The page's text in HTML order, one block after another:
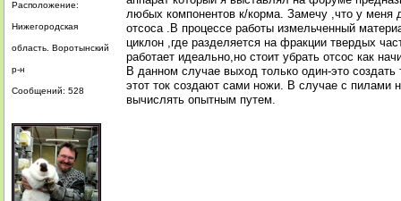
Расположение:
Нижегородская
область. Воротынский
р-н
Сообщений: 528
любых компонентов к/корма. Замечу ,что у меня
отсоса .В процессе работы измельченный
циклон ,где разделяется на фракции твердых
работает идеально,но стоит убрать отсос как
В данном случае выход только один-это
этот ток создают сами ножи. В случае с пилами
вычислять опытным путем.